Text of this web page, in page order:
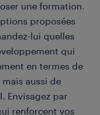
une formation.
proposées
lui quelles
qui
en termes de
aussi de
Envisagez par
renforcent vos